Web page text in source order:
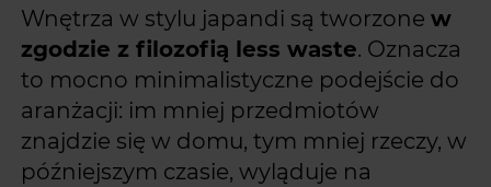
Wnętrza w stylu japandi są tworzonew
zgodzie z filozofią less waste. Oznacza
to mocno minimalistyczne podejście do
aranżacji: im mniej przedmiotów
znajdzie się w domu, tym mniej rzeczy, w
późniejszym czasie, wyląduje na